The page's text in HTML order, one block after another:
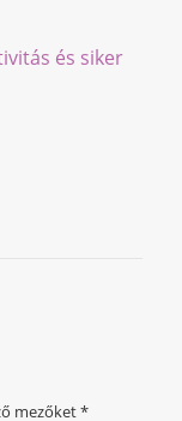
és siker
mezőket*